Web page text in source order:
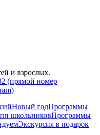
и взрослых.
(прямой номер
Новый годПрограммы
школьниковПрограммы
Экскурсия в подарок